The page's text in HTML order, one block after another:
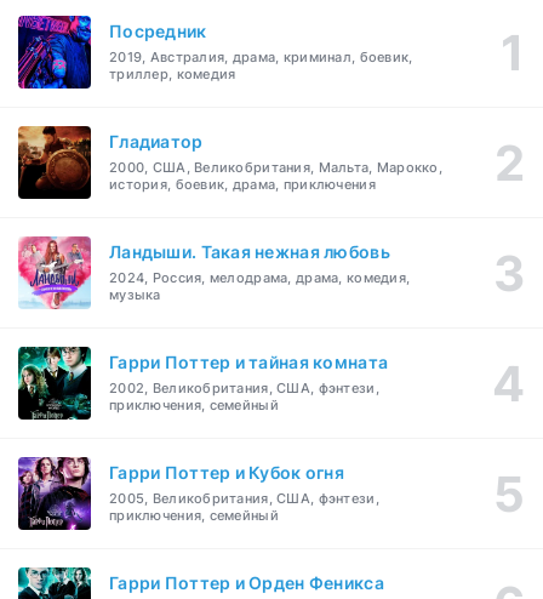
Посредник
2019, Австралия, драма, криминал, боевик,
триллер, комедия
Гладиатор
2000, США, Великобритания, Мальта, Марокко,
история, боевик, драма, приключения
Ландыши. Такая нежная любовь
2024, Россия, мелодрама, драма, комедия,
музыка
Гарри Поттер и тайная комната
2002, Великобритания, США, фэнтези,
приключения, семейный
Гарри Поттер и Кубок огня
2005, Великобритания, США, фэнтези,
приключения, семейный
Гарри Поттер и Орден Феникса